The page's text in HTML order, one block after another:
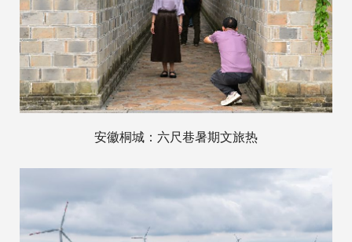
安徽桐城：六尺巷暑期文旅热